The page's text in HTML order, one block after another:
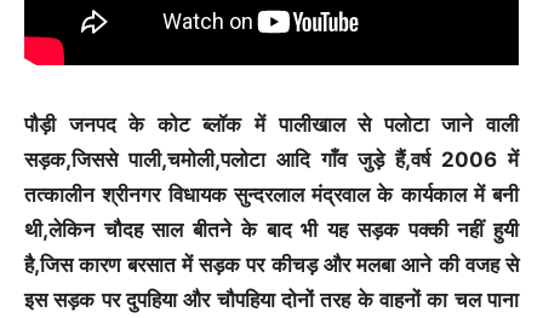
पौड़ी जनपद के कोट ब्लॉक में पालीखाल से पलोटा जाने वाली
सड़क,जिससे पाली,चमोली,पलोटा आदि गाँव जुड़े हैं,वर्ष 2006 में
तत्कालीन श्रीनगर विधायक सुन्दरलाल मंद्रवाल के कार्यकाल में बनी
थी,लेकिन चौदह साल बीतने के बाद भी यह सड़क पक्की नहीं हुयी
है,जिस कारण बरसात में सड़क पर कीचड़ और मलबा आने की वजह से
इस सड़क पर दुपहिया और चौपहिया दोनों तरह के वाहनों का चल पाना